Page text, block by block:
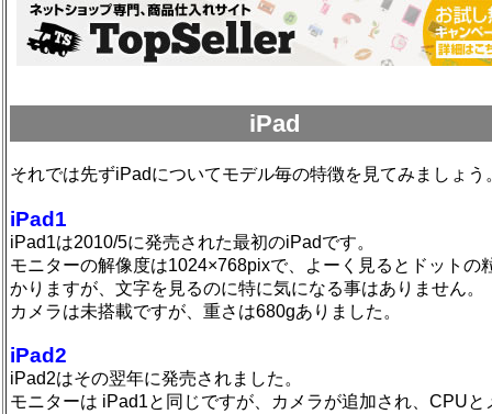
iPad
それでは先ずiPadについてモデル毎の特徴を見てみましょう
iPad1
iPad1は2010/5に発売された最初のiPadです。
モニターの解像度は1024×768pixで、よーく見るとドットの
かりますが、文字を見るのに特に気になる事はありません。
カメラは未搭載ですが、重さは680gありました。
iPad2
iPad2はその翌年に発売されました。
モニターは iPad1と同じですが、カメラが追加され、CPUと